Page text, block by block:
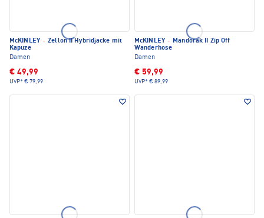
McKINLEY · Zellon II Hybridjacke mit
Kapuze
Damen
€ 49,99
UVP* € 79,99
McKINLEY · Mandorak II Zip Off
Wanderhose
Damen
€ 59,99
UVP* € 89,99